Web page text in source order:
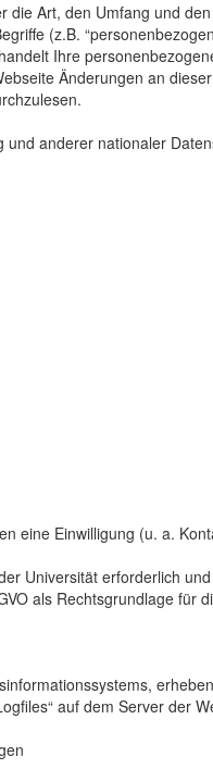
Art, den Umfang und
(z.B.
Ihre
Änderungen an
anderer nationaler
eine Einwilligung (u. a.
Universität erforderlich
als Rechtsgrundlage für
auf dem Server der